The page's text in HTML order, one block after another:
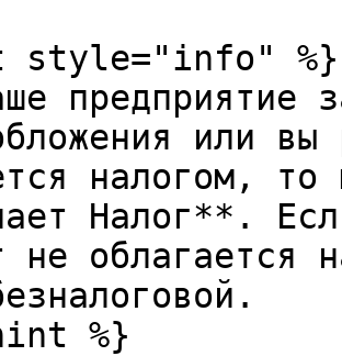
style="info" %}
предприятие
или
налогом,
Налог**.
не облагается
%}